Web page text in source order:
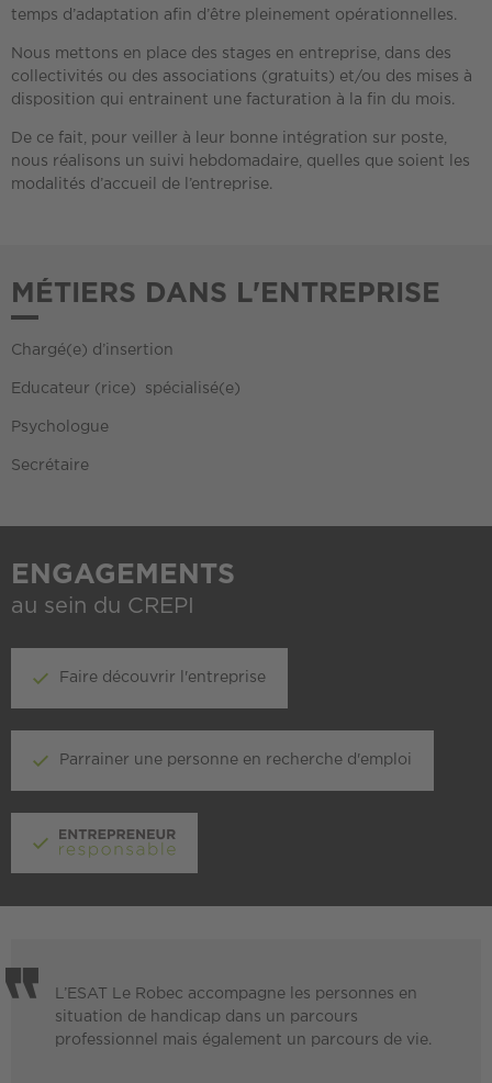
temps d’adaptation afin d’être pleinement opérationnelles.
Nous mettons en place des stages en entreprise, dans des
collectivités ou des associations (gratuits) et/ou des mises à
disposition qui entrainent une facturation à la fin du mois.
De ce fait, pour veiller à leur bonne intégration sur poste,
nous réalisons un suivi hebdomadaire, quelles que soient les
modalités d’accueil de l’entreprise.
MÉTIERS DANS L'ENTREPRISE
Chargé(e) d’insertion
Educateur (rice) spécialisé(e)
Psychologue
Secrétaire
ENGAGEMENTS
au sein du CREPI
Faire découvrir l'entreprise
Parrainer une personne en recherche d'emploi
L’ESAT Le Robec accompagne les personnes en
situation de handicap dans un parcours
professionnel mais également un parcours de vie.